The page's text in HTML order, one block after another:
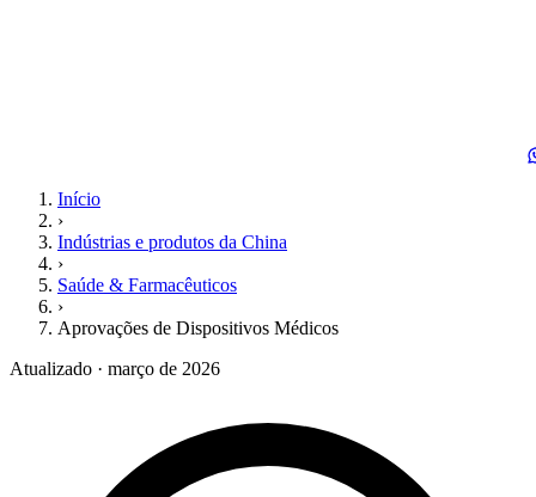
Início
›
Indústrias e produtos da China
›
Saúde & Farmacêuticos
›
Aprovações de Dispositivos Médicos
Atualizado · março de 2026